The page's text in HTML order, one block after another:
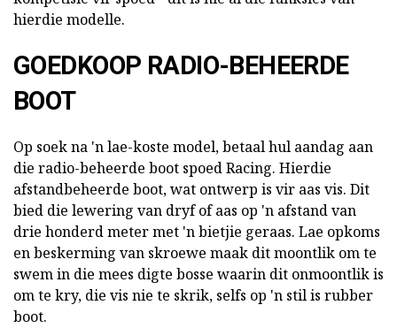
hierdie modelle.
GOEDKOOP RADIO-BEHEERDE
BOOT
Op soek na 'n lae-koste model, betaal hul aandag aan
die radio-beheerde boot spoed Racing. Hierdie
afstandbeheerde boot, wat ontwerp is vir aas vis. Dit
bied die lewering van dryf of aas op 'n afstand van
drie honderd meter met 'n bietjie geraas. Lae opkoms
en beskerming van skroewe maak dit moontlik om te
swem in die mees digte bosse waarin dit onmoontlik is
om te kry, die vis nie te skrik, selfs op 'n stil is rubber
boot.